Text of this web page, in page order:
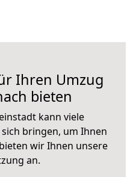
Ihren Umzug
bieten
kann viele
bringen, um Ihnen
wir Ihnen unsere
an.